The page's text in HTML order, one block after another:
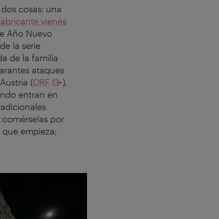
cosas: una
vienés
Año Nuevo
la serie
de la familia
ataques
(ORF
),
entran en
por
empieza;